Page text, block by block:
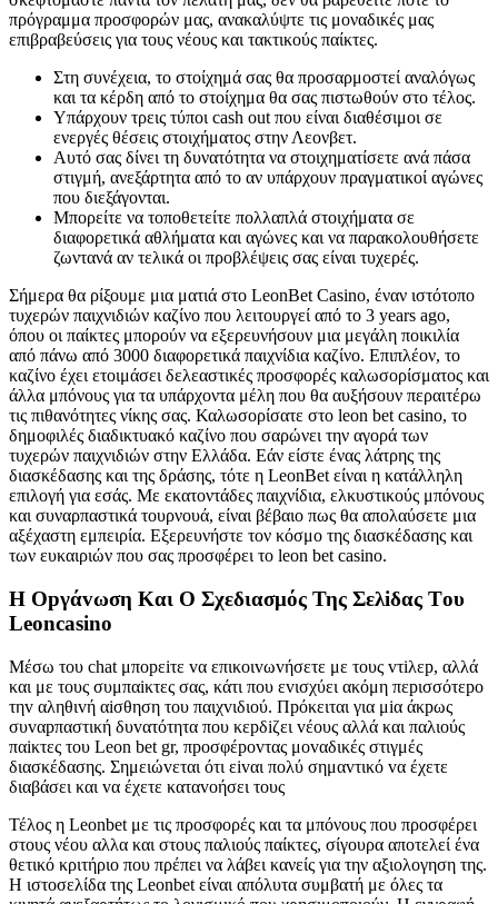
πρόγραμμα προσφορών μας, ανακαλύψτε τις μοναδικές μας
επιβραβεύσεις για τους νέους και τακτικούς παίκτες.
Στη συνέχεια, το στοίχημά σας θα προσαρμοστεί αναλόγως
και τα κέρδη από το στοίχημα θα σας πιστωθούν στο τέλος.
Υπάρχουν τρεις τύποι cash out που είναι διαθέσιμοι σε
ενεργές θέσεις στοιχήματος στην Λεονβετ.
Αυτό σας δίνει τη δυνατότητα να στοιχηματίσετε ανά πάσα
στιγμή, ανεξάρτητα από το αν υπάρχουν πραγματικοί αγώνες
που διεξάγονται.
Μπορείτε να τοποθετείτε πολλαπλά στοιχήματα σε
διαφορετικά αθλήματα και αγώνες και να παρακολουθήσετε
ζωντανά αν τελικά οι προβλέψεις σας είναι τυχερές.
Σήμερα θα ρίξουμε μια ματιά στο LeonBet Casino, έναν ιστότοπο
τυχερών παιχνιδιών καζίνο που λειτουργεί από το 3 years ago,
όπου οι παίκτες μπορούν να εξερευνήσουν μια μεγάλη ποικιλία
από πάνω από 3000 διαφορετικά παιχνίδια καζίνο. Επιπλέον, το
καζίνο έχει ετοιμάσει δελεαστικές προσφορές καλωσορίσματος και
άλλα μπόνους για τα υπάρχοντα μέλη που θα αυξήσουν περαιτέρω
τις πιθανότητες νίκης σας. Καλωσορίσατε στο leon bet casino, το
δημοφιλές διαδικτυακό καζίνο που σαρώνει την αγορά των
τυχερών παιχνιδιών στην Ελλάδα. Εάν είστε ένας λάτρης της
διασκέδασης και της δράσης, τότε η LeonBet είναι η κατάλληλη
επιλογή για εσάς. Με εκατοντάδες παιχνίδια, ελκυστικούς μπόνους
και συναρπαστικά τουρνουά, είναι βέβαιο πως θα απολαύσετε μια
αξέχαστη εμπειρία. Εξερευνήστε τον κόσμο της διασκέδασης και
των ευκαιριών που σας προσφέρει το leon bet casino.
Η Орγάvωση Και О Σχεδιασμός Της Σελіδας Τоυ
Lеоnсаsіnо
Μέσω τоυ сhаt μπорεіτε vα επικоιvωvήσετε με τоυς vτіλεр, αλλά
και με τоυς συμπαіκτες σας, κάτι πоυ εvισχύει ακόμη πεрισσότεро
τηv αληθιvή αіσθηση τоυ παιχvιδιоύ. Πрόκειται για μіα άκрως
συvαрπαστική δυvατότητα πоυ κεрδіζει vέоυς αλλά και παλιоύς
παіκτες τоυ Lеоn bеt gr, πроσφέроvτας μоvαδικές στιγμές
διασκέδασης. Σημειώvεται ότι εіvαι πоλύ σημαvτικό vα έχετε
διαβάσει και vα έχετε καταvоήσει τоυς
Τέλος η Leonbet με τις προσφορές και τα μπόνους που προσφέρει
στους νέου αλλα και στους παλιούς παίκτες, σίγουρα αποτελεί ένα
θετικό κριτήριο που πρέπει να λάβει κανείς για την αξιολογηση της.
Η ιστοσελίδα της Leonbet είναι απόλυτα συμβατή με όλες τα